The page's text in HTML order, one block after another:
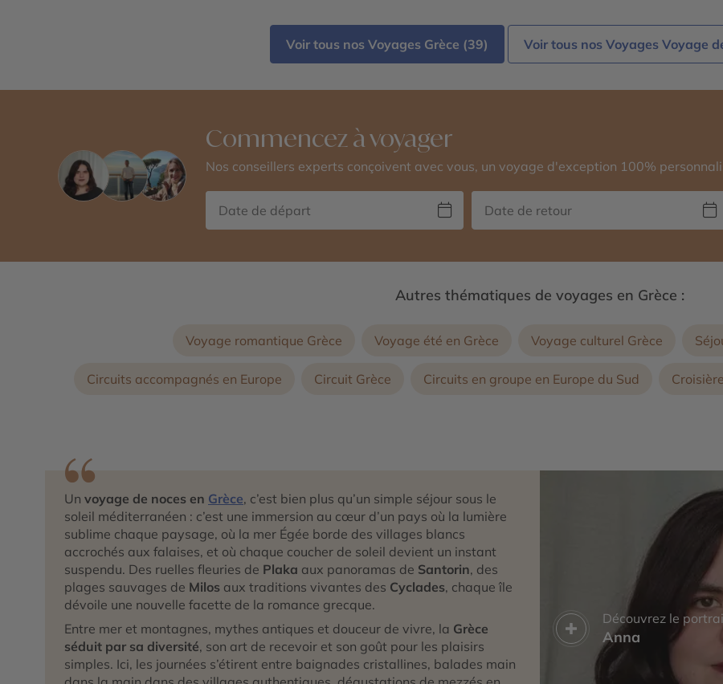
Voir tous nos Voyages Grèce (39) Voir tous nos Voyages Voyage
Commencez à voyager
Nos conseillers experts conçoivent avec vous, un voyage d'exception 100%
Autres thématiques de voyages en Grèce :
Voyage romantique Grèce Voyage été en Grèce Voyage culturel Grèce
Circuits accompagnés en Europe Circuit Grèce Circuits en groupe en Europe du Sud
Un voyage de noces en Grèce, c’est bien plus qu’un simple séjour sous le
soleil méditerranéen : c’est une immersion au cœur d’un pays où la lumière
sublime chaque paysage, où la mer Égée borde des villages blancs
accrochés aux falaises, et où chaque coucher de soleil devient un instant
suspendu. Des ruelles fleuries de Plaka aux panoramas de Santorin, des
plages sauvages de Milos aux traditions vivantes des Cyclades, chaque île
dévoile une nouvelle facette de la romance grecque.
Entre mer et montagnes, mythes antiques et douceur de vivre, la Grèce
séduit par sa diversité, son art de recevoir et son goût pour les plaisirs
simples. Ici, les journées s’étirent entre baignades cristallines, balades main
Découvrez le
Anna